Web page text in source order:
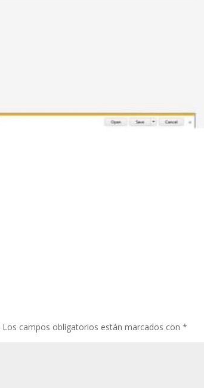
Los campos obligatorios están marcados con*